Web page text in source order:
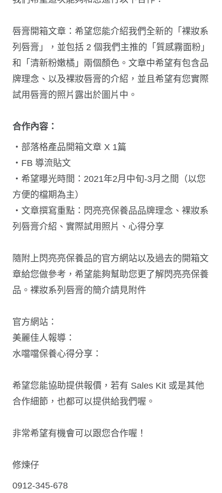
唇膏開箱文章：希望您能介紹我們全新的「裸妝系
列唇膏」，並包括 2 個我們主推的「質感霧面粉」
和「清新粉嫩橘」兩個顏色。文章中希望有包含品
牌理念、以及裸妝唇膏的介紹，並且希望有您實際
試用唇膏的照片露出於圖片中。
合作內容：
・部落格產品開箱文章 X 1篇
・FB 導流貼文
・希望曝光時間：2021年2月中旬-3月之間（以您
方便的檔期為主）
・文章撰寫重點：閃亮亮保養品品牌理念、裸妝系
列唇膏介紹、實際試用照片、心得分享
隨附上閃亮亮保養品的官方網站以及過去的開箱文
章給您做參考，希望能夠幫助您更了解閃亮亮保養
品。裸妝系列唇膏的簡介請見附件
官方網站：
美麗佳人報導：
水噹噹保養心得分享：
希望您能協助提供報價，若有 Sales Kit 或是其他
合作細節，也都可以提供給我們喔。
非常希望有機會可以跟您合作喔！
修煉仔
0912-345-678